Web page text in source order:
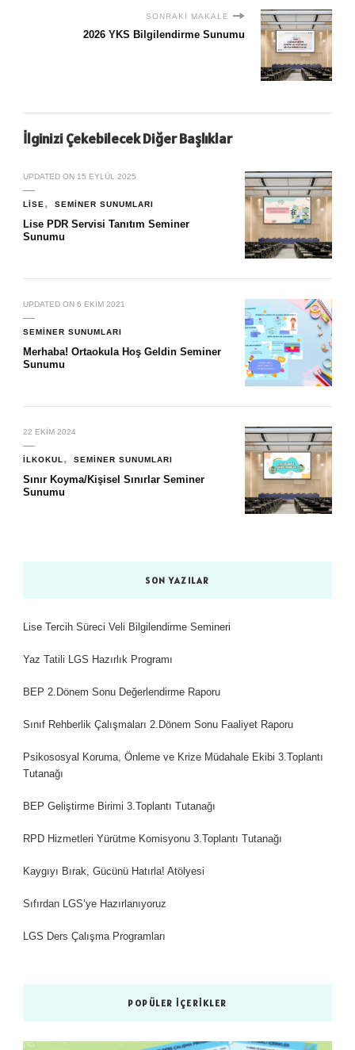
SONRAKI MAKALE
2026 YKS Bilgilendirme Sunumu
İlginizi Çekebilecek Diğer Başlıklar
UPDATED ON 15 EYLÜL 2025
LISE SEMINER SUNUMLARI
Lise PDR Servisi Tanıtım Seminer
Sunumu
UPDATED ON 6 EKIM 2021
SEMINER SUNUMLARI
Merhaba! Ortaokula Hoş Geldin Seminer
Sunumu
22 EKIM 2024
İLKOKUL SEMINER SUNUMLARI
Sınır Koyma/Kişisel Sınırlar Seminer
Sunumu
SON YAZILAR
Lise Tercih Süreci Veli Bilgilendirme Semineri
Yaz Tatili LGS Hazırlık Programı
BEP 2.Dönem Sonu Değerlendirme Raporu
Sınıf Rehberlik Çalışmaları 2.Dönem Sonu Faaliyet Raporu
Psikososyal Koruma, Önleme ve Krize Müdahale Ekibi 3.Toplantı
Tutanağı
BEP Geliştirme Birimi 3.Toplantı Tutanağı
RPD Hizmetleri Yürütme Komisyonu 3.Toplantı Tutanağı
Kaygıyı Bırak, Gücünü Hatırla! Atölyesi
Sıfırdan LGS’ye Hazırlanıyoruz
LGS Ders Çalışma Programları
POPÜLER İÇERIKLER